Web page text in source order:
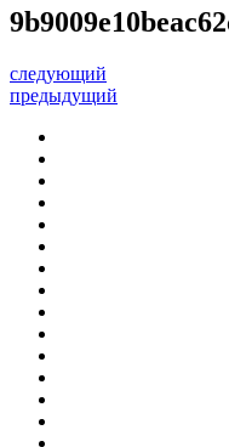
следующий
предыдущий